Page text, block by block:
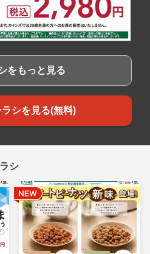
をもっと見る
シを見る(無料)
シ